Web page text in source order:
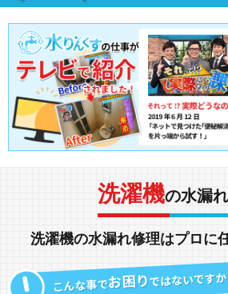
洗濯機の水漏
洗濯機の水漏れ修理はプロに